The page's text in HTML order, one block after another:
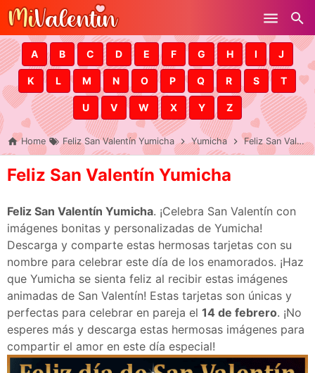
Skip to main content
A B C D E F G H I J
K L M N O P Q R S T
U V W X Y Z
Home Feliz San Valentín Yumicha Yumicha Feliz San Valentín Yumicha
Feliz San Valentín Yumicha
Feliz San Valentín Yumicha. ¡Celebra San Valentín con
imágenes bonitas y personalizadas de Yumicha!
Descarga y comparte estas hermosas tarjetas con su
nombre para celebrar este día de los enamorados. ¡Haz
que Yumicha se sienta feliz al recibir estas imágenes
animadas de San Valentín! Estas tarjetas son únicas y
perfectas para celebrar en pareja el 14 de febrero. ¡No
esperes más y descarga estas hermosas imágenes para
compartir el amor en este día especial!